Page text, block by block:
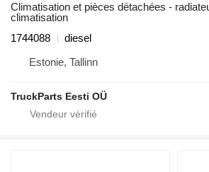
Climatisation et pièces détachées -
climatisation
1744088
diesel
Estonie, Tallinn
TruckParts Eesti OÜ